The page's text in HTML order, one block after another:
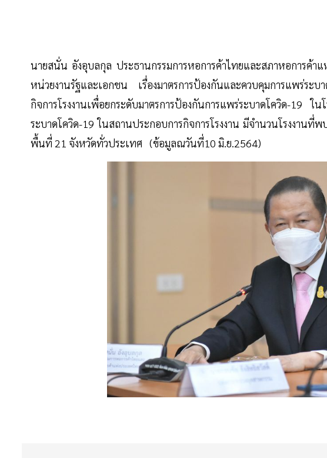
นายสนั่น อังอุบลกุล ประธานกรรมการหอการค้าไทยและสภาหอการค้า
หน่วยงานรัฐและเอกชน เรื่องมาตรการป้องกันและควบคุมการแพร่ระ
กิจการโรงงานเพื่อยกระดับมาตรการป้องกันการแพร่ระบาดโควิด-19 ใ
ระบาดโควิด-19 ในสถานประกอบการกิจการโรงงาน มีจำนวนโรงงาน
พื้นที่ 21 จังหวัดทั่วประเทศ (ข้อมูลณวันที่10 มิ.ย.2564)